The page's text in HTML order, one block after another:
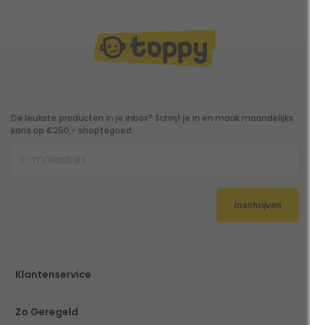
De leukste producten in je inbox? Schrijf je in en maak maandelijks
kans op €250,- shoptegoed.
Inschrijven
Klantenservice
Zo Geregeld